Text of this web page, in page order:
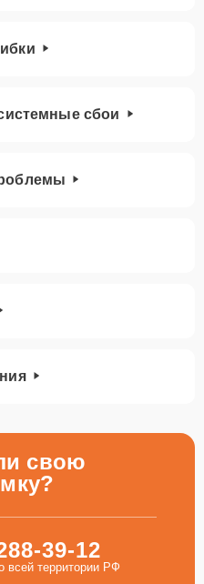
сбои
свою
39-12
всей территории РФ